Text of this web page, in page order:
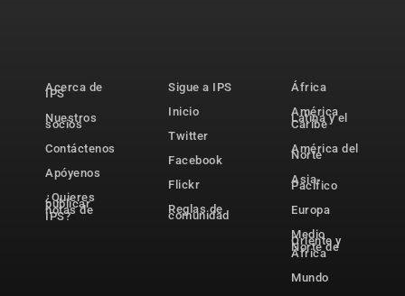
Acerca de
IPS
Nuestros
socios
Contáctenos
Apóyenos
¿Quieres
publicar
notas de
IPS?
Sigue a IPS
Inicio
Twitter
Facebook
Flickr
Reglas de
comunidad
África
América
Latina y el
Caribe
América del
Norte
Asia-
Pacífico
Europa
Medio
Oriente y
Norte de
África
Mundo